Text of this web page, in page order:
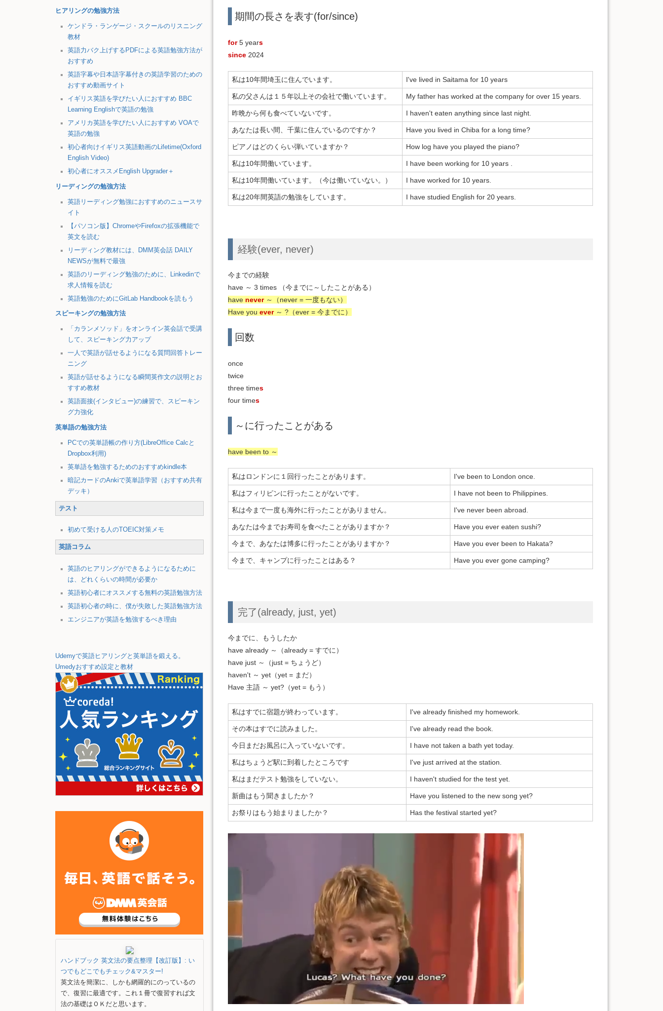
ヒアリングの勉強方法
ケンドラ・ランゲージ・スクールのリスニング
教材
英語力バク上げするPDFによる英語勉強方法が
おすすめ
英語字幕や日本語字幕付きの英語学習のための
おすすめ動画サイト
イギリス英語を学びたい人におすすめ BBC
Learning Englishで英語の勉強
アメリカ英語を学びたい人におすすめ VOAで
英語の勉強
初心者向けイギリス英語動画のLifetime(Oxford
English Video)
初心者にオススメEnglish Upgrader＋
リーディングの勉強方法
英語リーディング勉強におすすめのニュースサ
イト
【パソコン版】ChromeやFirefoxの拡張機能で
英文を読む
リーディング教材には、DMM英会話 DAILY
NEWSが無料で最強
英語のリーディング勉強のために、Linkedinで
求人情報を読む
英語勉強のためにGitLab Handbookを読もう
スピーキングの勉強方法
「カランメソッド」をオンライン英会話で受講
して、スピーキング力アップ
一人で英語が話せるようになる質問回答トレー
ニング
英語が話せるようになる瞬間英作文の説明とお
すすめ教材
英語面接(インタビュー)の練習で、スピーキン
グ力強化
英単語の勉強方法
PCでの英単語帳の作り方(LibreOffice Calcと
Dropbox利用)
英単語を勉強するためのおすすめkindle本
暗記カードのAnkiで英単語学習（おすすめ共有
デッキ）
テスト
初めて受ける人のTOEIC対策メモ
英語コラム
英語のヒアリングができるようになるために
は、どれくらいの時間が必要か
英語初心者にオススメする無料の英語勉強方法
英語初心者の時に、僕が失敗した英語勉強方法
エンジニアが英語を勉強するべき理由
Udemyで英語ヒアリングと英単語を鍛える。
Umedyおすすめ設定と教材
ハンドブック 英文法の要点整理【改訂版】: い
つでもどこでもチェック&マスター!
英文法を簡潔に、しかも網羅的にのっているの
で、復習に最適です。これ１冊で復習すれば文
法の基礎はＯＫだと思います。
期間の長さを表す(for/since)
for5 years
since2024
私は10年間埼玉に住んでいます。 I've lived in Saitama for 10 years
私の父さんは１５年以上その会社で働いています。 My father has worked at the company for over 15 years.
昨晩から何も食べていないです。 I haven't eaten anything since last night.
あなたは長い間、千葉に住んでいるのですか？ Have you lived in Chiba for a long time?
ピアノはどのくらい弾いていますか？ How log have you played the piano?
私は10年間働いています。 I have been working for 10 years .
私は10年間働いています。（今は働いていない。） I have worked for 10 years.
私は20年間英語の勉強をしています。 I have studied English for 20 years.
経験(ever, never)
今までの経験
have ～ 3 times （今までに～したことがある）
have never～（never = 一度もない）
Have you ever～ ?（ever = 今までに）
回数
once
twice
three times
four times
～に行ったことがある
have been to ～
私はロンドンに１回行ったことがあります。 I've been to London once.
私はフィリピンに行ったことがないです。 I have not been to Philippines.
私は今まで一度も海外に行ったことがありません。 I've never been abroad.
あなたは今までお寿司を食べたことがありますか？ Have you ever eaten sushi?
今まで、あなたは博多に行ったことがありますか？ Have you ever been to Hakata?
今まで、キャンプに行ったことはある？ Have you ever gone camping?
完了(already, just, yet)
今までに、もうしたか
have already ～（already = すでに）
have just ～（just = ちょうど）
haven't ～ yet（yet = まだ）
Have 主語 ～ yet?（yet = もう）
私はすでに宿題が終わっています。 I've already finished my homework.
その本はすでに読みました。 I've already read the book.
今日まだお風呂に入っていないです。 I have not taken a bath yet today.
私はちょうど駅に到着したところです I've just arrived at the station.
私はまだテスト勉強をしていない。 I haven't studied for the test yet.
新曲はもう聞きましたか？ Have you listened to the new song yet?
お祭りはもう始まりましたか？ Has the festival started yet?